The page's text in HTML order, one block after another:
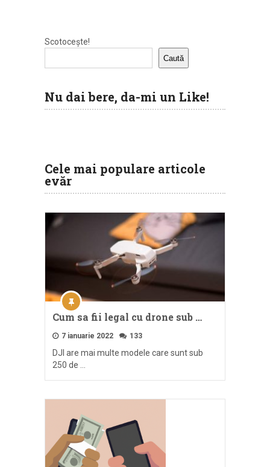
Scotocește!
Caută
Nu dai bere, da-mi un Like!
Cele mai populare articole
evăr
Cum sa fii legal cu drone sub …
7 ianuarie 2022 133
DJI are mai multe modele care sunt sub
250 de …